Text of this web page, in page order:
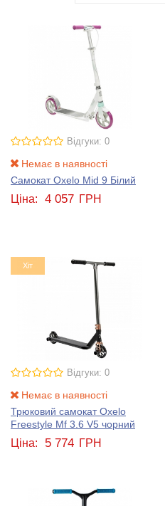
Відгуки: 0
Немає в наявності
Самокат Oxelo Mid 9 Білий
Ціна: 4 057 ГРН
Хіт
Відгуки: 0
Немає в наявності
Трюковий самокат Oxelo
Freestyle Mf 3.6 V5 чорний
Ціна: 5 774 ГРН